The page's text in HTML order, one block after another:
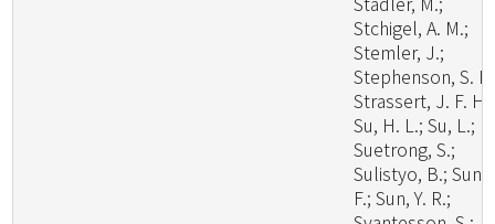
Stchigel, A. M.;
Stemler, J.;
Stephenson, S.
Strassert, J. F. H.;
Su, H. L.; Su, L.;
Suetrong, S.;
Sulistyo, B.; Sun,
F.; Sun, Y. R.;